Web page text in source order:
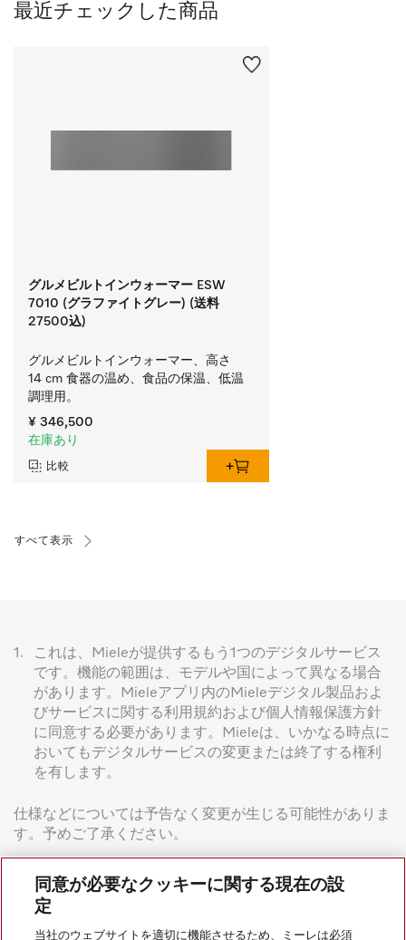
最近チェックした商品
グルメビルトインウォーマー ESW
7010 (グラファイトグレー) (送料
27500込)
グルメビルトインウォーマー、高さ
14 cm 食器の温め、食品の保温、低温
調理用。
¥ 346,500
在庫あり
比較
すべて表示
1.
これは、Mieleが提供するもう1つのデジタルサービス
です。機能の範囲は、モデルや国によって異なる場合
があります。Mieleアプリ内のMieleデジタル製品およ
びサービスに関する利用規約および個人情報保護方針
に同意する必要があります。Mieleは、いかなる時点に
おいてもデジタルサービスの変更または終了する権利
を有します。
仕様などについては予告なく変更が生じる可能性がありま
す。予めご了承ください。
同意が必要なクッキーに関する現在の設
定
当社のウェブサイトを適切に機能させるため、ミーレは必須